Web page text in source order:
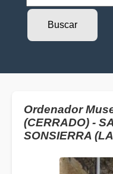
Ordenador
(CERRADO) -
SONSIERRA